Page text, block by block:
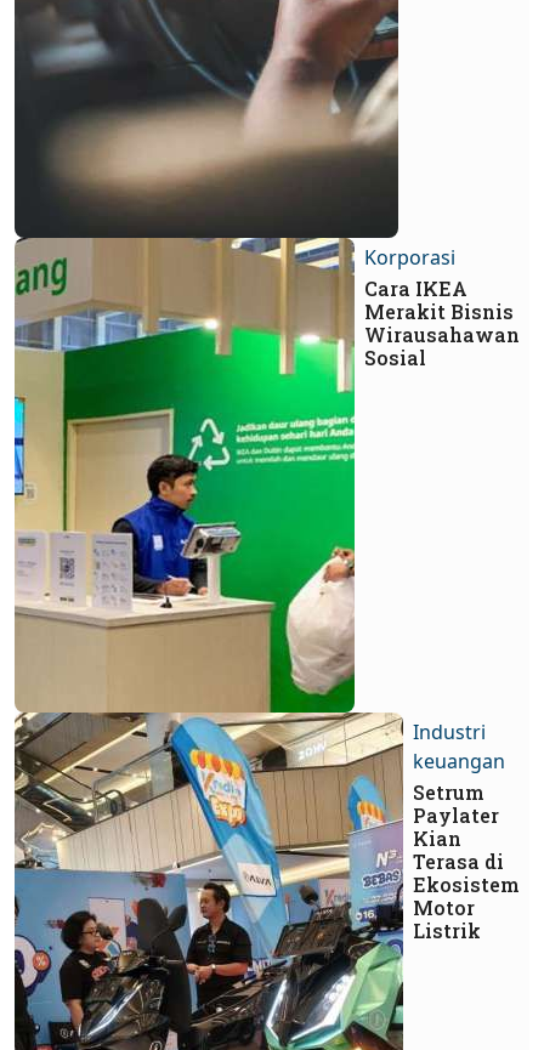
Korporasi
Cara IKEA
Merakit Bisnis
Wirausahawan
Sosial
Industri
keuangan
Setrum
Paylater
Kian
Terasa di
Ekosistem
Motor
Listrik